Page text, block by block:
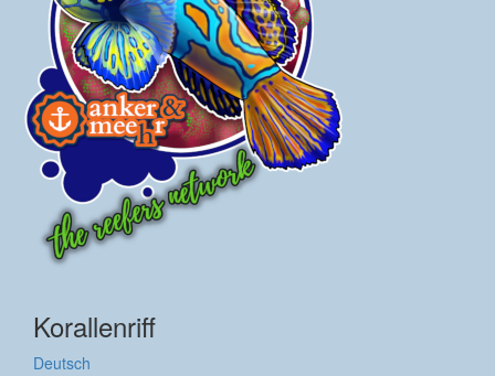
Korallenriff
Deutsch